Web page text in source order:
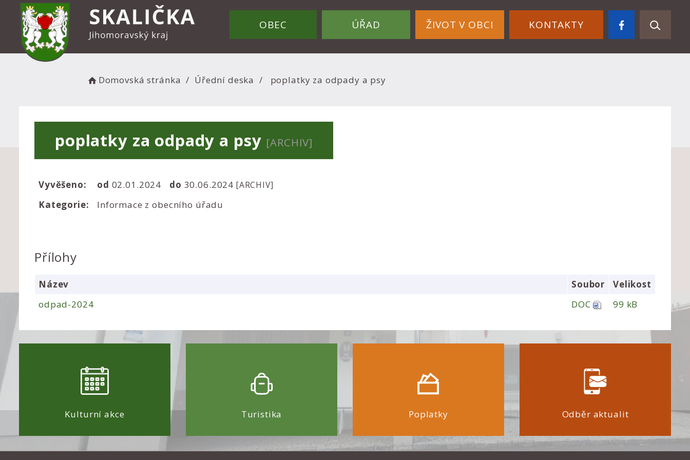
OBEC ÚŘAD ŽIVOT V OBCI KONTAKTY
Domovská stránka Úřední deska poplatky za odpady a psy
poplatky za odpady a psy [ARCHIV]
Vyvěšeno: od 02.01.2024 do 30.06.2024 [ARCHIV]
Kategorie: Informace z obecního úřadu
Přílohy
Název Soubor
Velikost
odpad-2024
DOC 99 kB
Kulturní akce Turistika Poplatky Odběr aktualit